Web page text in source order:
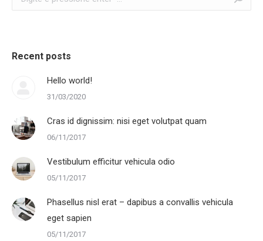
Recent posts
Hello world!
31/03/2020
Cras id dignissim: nisi eget volutpat quam
06/11/2017
Vestibulum efficitur vehicula odio
05/11/2017
Phasellus nisl erat – dapibus a convallis vehicula
eget sapien
05/11/2017